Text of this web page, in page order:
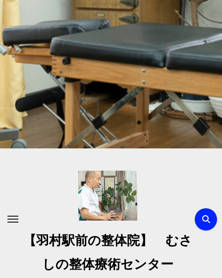
を
ス
【羽村駅前の整体院】 むさ
しの整体療術センター